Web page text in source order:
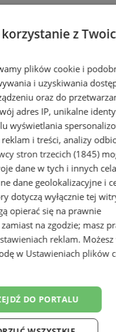
z
plików cookie i
i uzyskiwania
oraz do
adres IP, unikalne
wyświetlania
i treści, analizy
stron trzecich (1845)
dane w tych i innych
dane geolokalizacyjne i
dotyczą wyłącznie tej
opierać się na prawnie
na zgodzie; masz
reklam.
w Ustawieniach plików
DO PORTALU